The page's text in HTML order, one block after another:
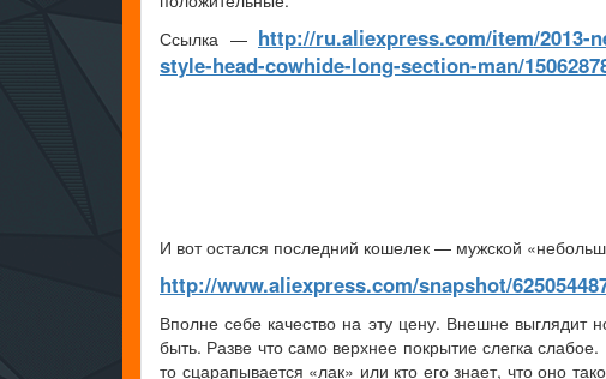
Ссылка — http://ru.aliexpress.com/item/2013-
style-head-cowhide-long-section-man/
И вот остался последний кошелек — мужской
http://www.aliexpress.com/snapshot/
Вполне себе качество на эту цену. Внешне
быть. Разве что само верхнее покрытие слегка
то сцарапывается «лак» или кто его знает, что оно